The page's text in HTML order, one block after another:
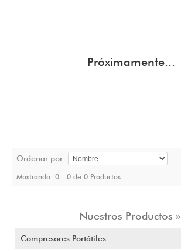
Nuestros Productos »
Compresores Portátiles
Próximamente...
Ordenar por:
Mostrando: 0 - 0 de 0 Productos